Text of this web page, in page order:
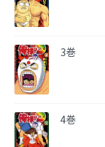
3巻
4巻